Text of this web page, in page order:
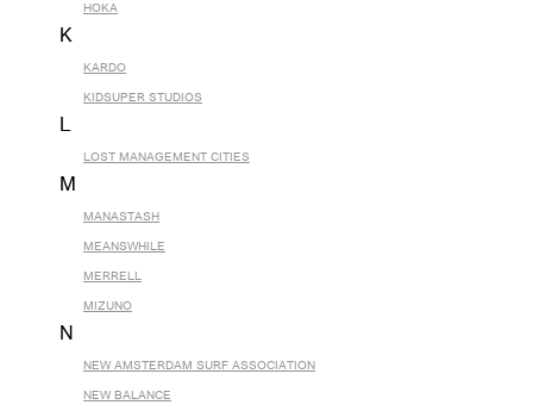
HOKA
K
KARDO
KIDSUPER STUDIOS
L
LOST MANAGEMENT CITIES
M
MANASTASH
MEANSWHILE
MERRELL
MIZUNO
N
NEW AMSTERDAM SURF ASSOCIATION
NEW BALANCE